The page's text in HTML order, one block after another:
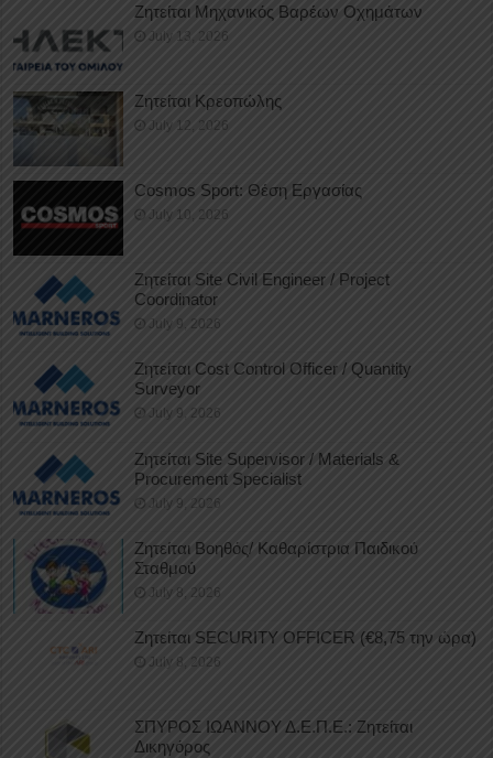
Ζητείται Μηχανικός Βαρέων Οχημάτων
July 13, 2026
Ζητείται Κρεοπώλης
July 12, 2026
Cosmos Sport: Θέση Εργασίας
July 10, 2026
Ζητείται Site Civil Engineer / Project
Coordinator
July 9, 2026
Ζητείται Cost Control Officer / Quantity
Surveyor
July 9, 2026
Ζητείται Site Supervisor / Materials &
Procurement Specialist
July 9, 2026
Ζητείται Βοηθός/ Καθαρίστρια Παιδικού
Σταθμού
July 8, 2026
Ζητείται SECURITY OFFICER (€8,75 την ώρα)
July 8, 2026
ΣΠΥΡΟΣ ΙΩΑΝΝΟΥ Δ.Ε.Π.Ε.: Ζητείται
Δικηγόρος